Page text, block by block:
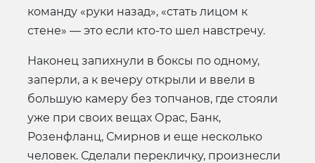
команду «руки назад», «стать лицом к
стене» — это если кто-то шел навстречу.
Наконец запихнули в боксы по одному,
заперли, а к вечеру открыли и ввели в
большую камеру без топчанов, где стояли
уже при своих вещах Орас, Банк,
Розенфланц, Смирнов и еще несколько
человек. Сделали перекличку, произнесли